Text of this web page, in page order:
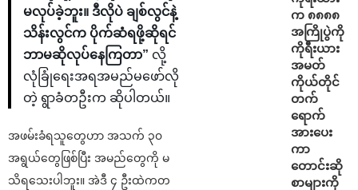
မလုပ်ခဲ့ဘူး။ ဒီလိုပဲ ချစ်လွင်နဲ့
သိန်းလွင်က ပိုက်ဆံရဖို့ဆိုရင်
ဘာမဆိုလုပ်နေကြတာ” လို့
လုံခြုံရေးအရအမည်မဖော်လို
တဲ့ ရွာခံတဦးက ဆိုပါတယ်။
အဖမ်းခံရသူတွေဟာ အသက် ၃၀
အရွယ်တွေဖြစ်ပြီး အမည်တွေကို မ
သိရသေးပါဘူး။ အဲဒီ ၄ ဦးထဲကတ
က ၈၈၈၈
အကြိုပွဲကို
ကိုရီးယား
အမတ်
ကိုယ်တိုင်
တက်
ရောက်
အားပေး
ကာ
တောင်းဆို
စာများကို